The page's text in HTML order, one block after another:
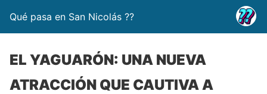
Qué pasa en San Nicolás ??
EL YAGUARÓN: UNA NUEVA
ATRACCIÓN QUE CAUTIVA A